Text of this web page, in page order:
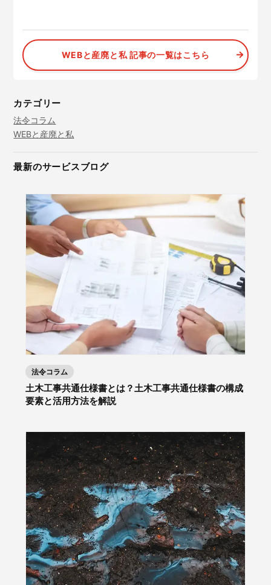
WEBと産廃と私 記事の一覧はこちら
カテゴリー
法令コラム
WEBと産廃と私
最新のサービスブログ
法令コラム
土木工事共通仕様書とは？土木工事共通仕様書の構成
要素と活用方法を解説